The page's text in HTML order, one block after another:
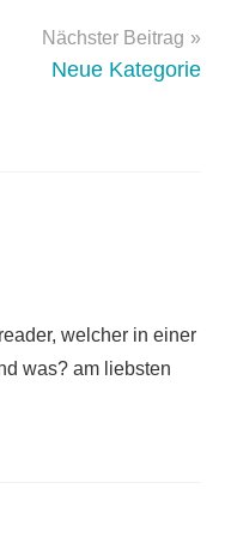
Nächster Beitrag
Neue Kategorie
welcher in einer
was? am liebsten